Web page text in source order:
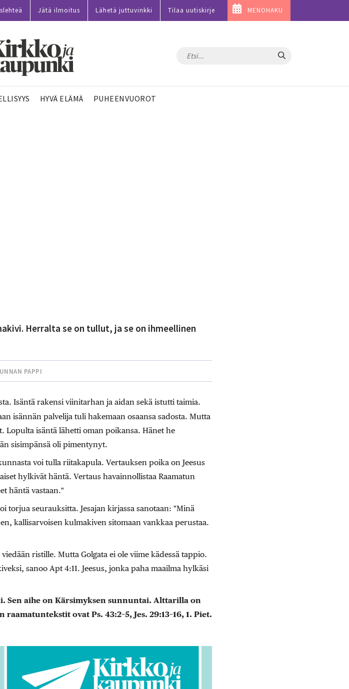
Jätä ilmoitus Lähetä juttuvinkki Tilaa uutiskirje MENOHAKU
Hae
HYVÄ ELÄMÄ PUHEENVUOROT
Herralta se on tullut, ja se on ihmeellinen
PAPPI
Isäntä rakensi viinitarhan ja aidan sekä istutti taimia.
isännän palvelija tuli hakemaan osaansa sadosta. Mutta
isäntä lähetti oman poikansa. Hänet he
sisimpänsä oli pimentynyt.
voi tulla riitakapula. Vertauksen poika on Jeesus
hylkivät häntä. Vertaus havainnollistaa Raamatun
häntä vastaan."
torjua seurauksitta. Jesajan kirjassa sanotaan: "Minä
kallisarvoisen kulmakiven sitomaan vankkaa perustaa.
ristille. Mutta Golgata ei ole viime kädessä tappio.
sanoo Apt 4:11. Jeesus, jonka paha maailma hylkäsi
Sen aihe on Kärsimyksen sunnuntai. Alttarilla on
ovat Ps. 43:2–5, Jes. 29:13–16, 1. Piet.